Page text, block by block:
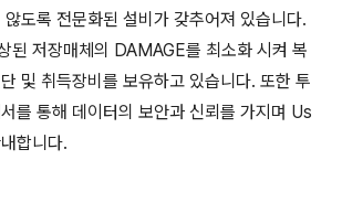
도록 전문화된 설비가 갖추어져 있습니다.
된 저장매체의 DAMAGE를 최소화 시켜 복
및 취득장비를 보유하고 있습니다. 또한 투
를 통해 데이터의 보안과 신뢰를 가지며 Us
합니다.